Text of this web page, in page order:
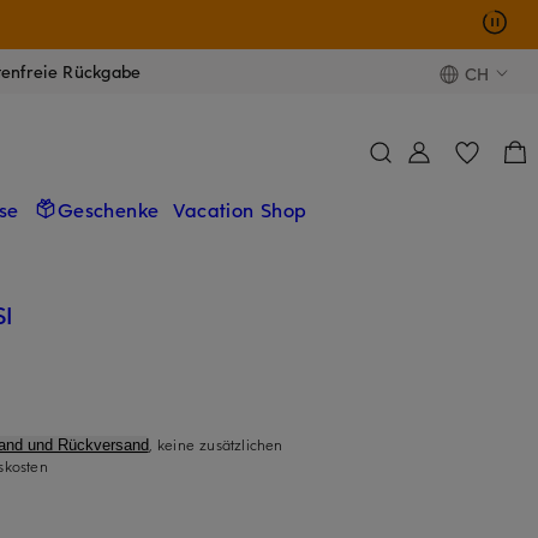
Rückgabe CH
Geschenke Vacation Shop
und Rückversand, keine zusätzlichen